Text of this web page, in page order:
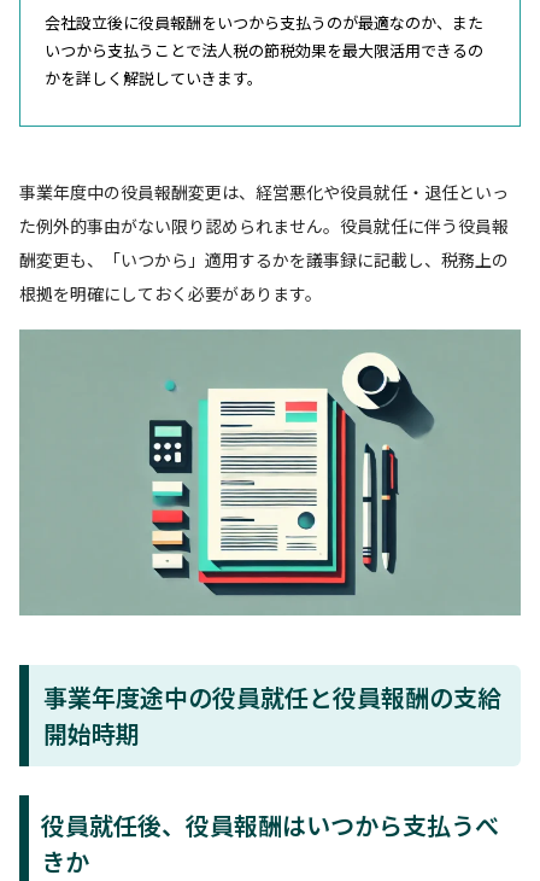
会社設立後に役員報酬をいつから支払うのが最適なのか、また
いつから支払うことで法人税の節税効果を最大限活用できるの
かを詳しく解説していきます。
事業年度中の役員報酬変更は、経営悪化や役員就任・退任といっ
た例外的事由がない限り認められません。役員就任に伴う役員報
酬変更も、「いつから」適用するかを議事録に記載し、税務上の
根拠を明確にしておく必要があります。
事業年度途中の役員就任と役員報酬の支給
開始時期
役員就任後、役員報酬はいつから支払うべ
きか